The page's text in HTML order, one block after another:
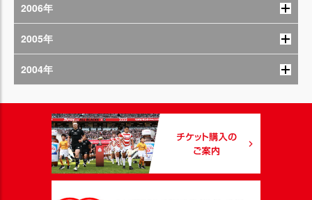
2006年
2005年
2004年